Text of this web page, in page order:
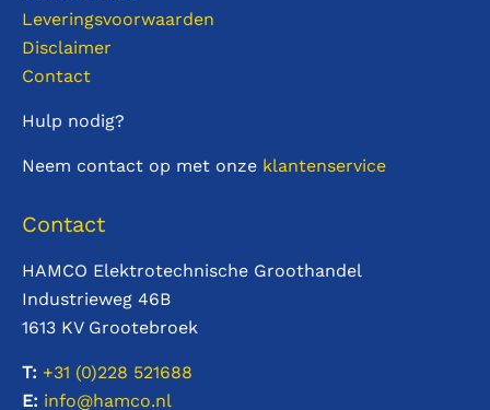
Leveringsvoorwaarden
Disclaimer
Contact
Hulp nodig?
Neem contact op met onze klantenservice
Contact
HAMCO Elektrotechnische Groothandel
Industrieweg 46B
1613 KV Grootebroek
T: +31 (0)228 521688
E: info@hamco.nl